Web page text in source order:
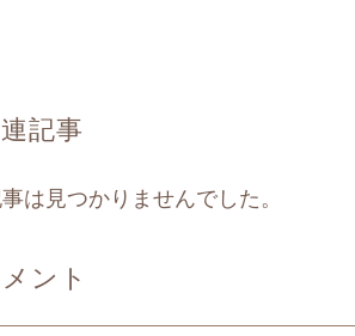
記事
は見つかりませんでした。
ント